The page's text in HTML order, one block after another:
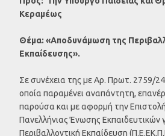
Κεραμέως
Θέμα: «Αποδυνάμωση της
Εκπαίδευσης».
Σε συνέχεια της με Αρ. Πρωτ. 2759/
οποία παραμένει αναπάντητη,
παρούσα και με αφορμή την
Πανελλήνιας Ένωσης Εκπαιδευτικών
Περιβαλλοντική Εκπαίδευση